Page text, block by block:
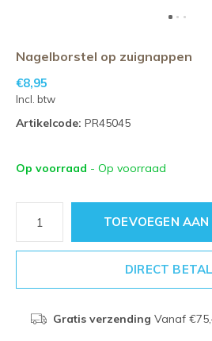
Nagelborstel op zuignappen
€8,95
Incl. btw
Artikelcode: PR45045
Op voorraad - Op voorraad
TOEVOEGEN
DIRECT
Gratis verzending Vanaf